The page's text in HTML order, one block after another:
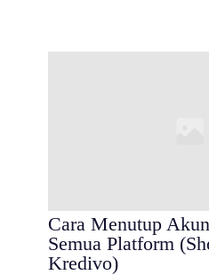
Cara Menutup
Semua Platform
Kredivo)